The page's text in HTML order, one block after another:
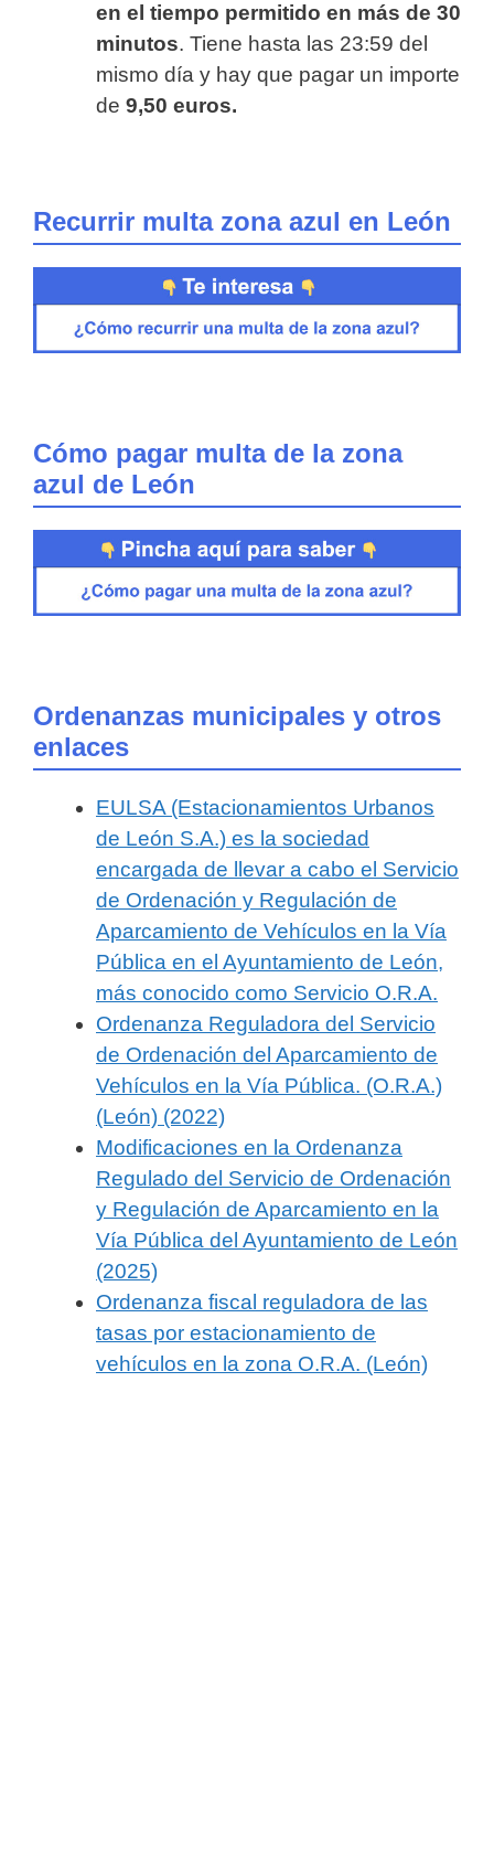
en el tiempo permitido en más de 30
minutos. Tiene hasta las 23:59 del
mismo día y hay que pagar un importe
de 9,50 euros.
Recurrir multa zona azul en León
Cómo pagar multa de la zona
azul de León
Ordenanzas municipales y otros
enlaces
EULSA (Estacionamientos Urbanos
de León S.A.) es la sociedad
encargada de llevar a cabo el Servicio
de Ordenación y Regulación de
Aparcamiento de Vehículos en la Vía
Pública en el Ayuntamiento de León,
más conocido como Servicio O.R.A.
Ordenanza Reguladora del Servicio
de Ordenación del Aparcamiento de
Vehículos en la Vía Pública. (O.R.A.)
(León) (2022)
Modificaciones en la Ordenanza
Regulado del Servicio de Ordenación
y Regulación de Aparcamiento en la
Vía Pública del Ayuntamiento de León
(2025)
Ordenanza fiscal reguladora de las
tasas por estacionamiento de
vehículos en la zona O.R.A. (León)